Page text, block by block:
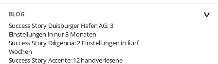
BLOG
Success Story Duisburger Hafen AG: 3
Einstellungen in nur 3 Monaten
Success Story Diligencia: 2 Einstellungen in fünf
Wochen
Success Story Accente: 12 handverlesene